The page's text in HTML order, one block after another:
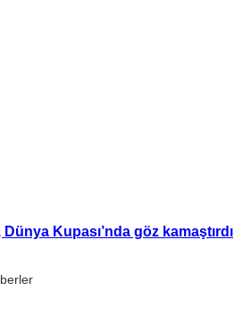
Kupası’nda göz kamaştırdı